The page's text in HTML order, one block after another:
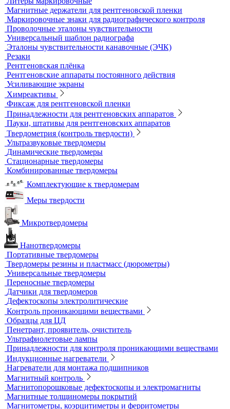
Радиационный контроль
Проявочные машины для рентгеновской пленки
Денситометры
Дозиметры
Импульсные рентгеновские аппараты
Комплексы цифровой радиографии
Кроулеры
Негатоскопы
Оцифровщики рентгеновских снимков
Плоскопанельные детекторы
Принадлежности для рентгенографии
Гибкие кассеты для рентгеновской пленки
Литеры маркировочные
Магнитные держатели для рентгеновской пленки
Маркировочные знаки для радиографического контроля
Проволочные эталоны чувствительности
Универсальный шаблон радиографа
Эталоны чувствительности канавочные (ЭЧК)
Резаки
Рентгеновская плёнка
Рентгеновские аппараты постоянного действия
Усиливающие экраны
Химреактивы
Фиксаж для рентгеновской пленки
Принадлежности для рентгеновских аппаратов
Пауки, штативы для рентгеновских аппаратов
Твердометрия (контроль твердости)
Ультразвуковые твердомеры
Динамические твердомеры
Стационарные твердомеры
Комбинированные твердомеры
Комплектующие к твердомерам
Меры твердости
Микротвердомеры
Нанотвердомеры
Портативные твердомеры
Твердомеры резины и пластмасс (дюрометры)
Универсальные твердомеры
Переносные твердомеры